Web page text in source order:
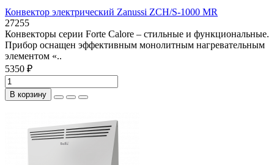
Конвектор электрический Zanussi ZCH/S-1000 MR
27255
Конвекторы серии Forte Calore – стильные и функциональные.
Прибор оснащен эффективным монолитным нагревательным
элементом «..
5350 ₽
В корзину